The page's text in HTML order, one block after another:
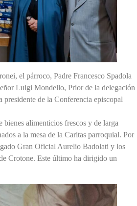
el párroco, Padre Francesco Spadola
Luigi Mondello, Prior de la delegación
de la Conferencia episcopal
alimenticios frescos y de larga
a la mesa de la Caritas parroquial. Por
Gran Oficial Aurelio Badolati y los
Crotone. Este último ha dirigido un